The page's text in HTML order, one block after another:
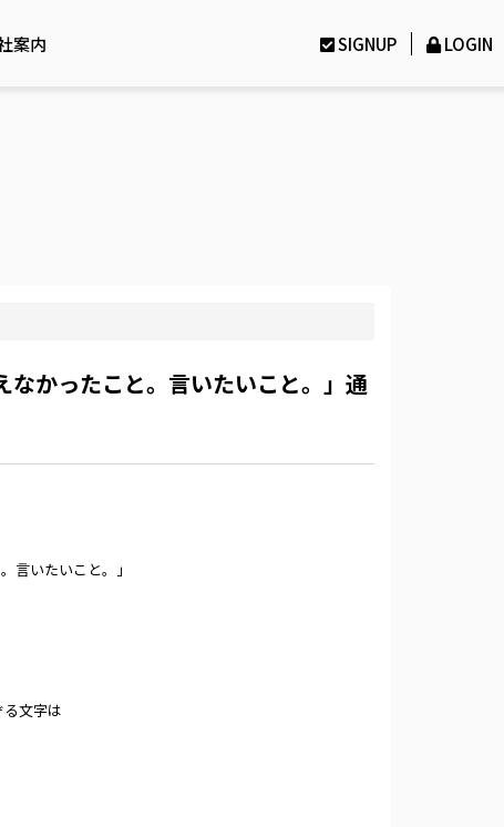
案内 SIGNUP LOGIN
かったこと。言いたいこと。」通
言いたいこと。」
文字は